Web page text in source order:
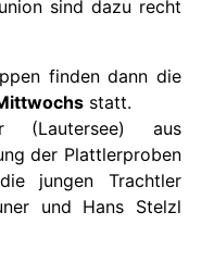
sind dazu recht
finden dann die
statt.
(Lautersee) aus
der Plattlerproben
jungen Trachtler
und Hans Stelzl